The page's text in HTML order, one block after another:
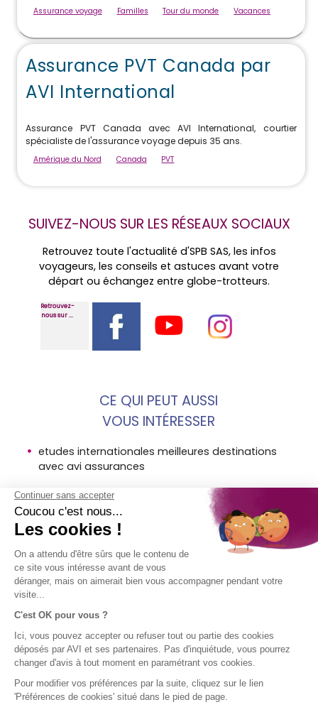
Assurance voyage Familles Tour du monde Vacances
Assurance PVT Canada par
AVI International
Assurance PVT Canada avec AVI International, courtier
spécialiste de l'assurance voyage depuis 35 ans.
Amérique du Nord Canada PVT
SUIVEZ-NOUS SUR LES RÉSEAUX SOCIAUX
Retrouvez toute l'actualité d'SPB SAS, les infos
voyageurs, les conseils et astuces avant votre
départ ou échangez entre globe-trotteurs.
Retrouvez-
nous sur ...
CE QUI PEUT AUSSI
VOUS INTÉRESSER
etudes internationales meilleures destinations
avec avi assurances
assurance visaj1 etudiant usa
entretien pour le visa etudiant americain
conseils d avi
MENTIONS
Mentions
légales AVI
Conditions
d'utilisation
Politique
SOCIÉTÉ
AVI
voyage en
bref
Groupe SPB
ACCÈS
Contact
Aide
SUIVEZ-